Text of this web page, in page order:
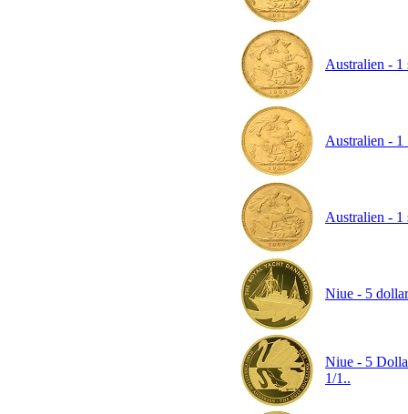
Australien -
Australien -
Australien -
Niue - 5
Niue - 5
1/1..